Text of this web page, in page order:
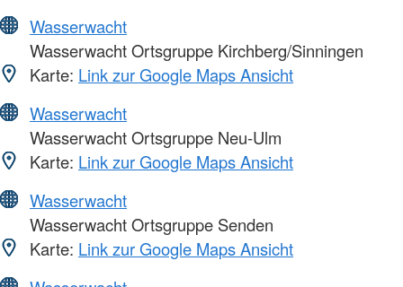
Wasserwacht
Wasserwacht Ortsgruppe Kirchberg/Sinningen
Karte: Link zur Google Maps Ansicht
Wasserwacht
Wasserwacht Ortsgruppe Neu-Ulm
Karte: Link zur Google Maps Ansicht
Wasserwacht
Wasserwacht Ortsgruppe Senden
Karte: Link zur Google Maps Ansicht